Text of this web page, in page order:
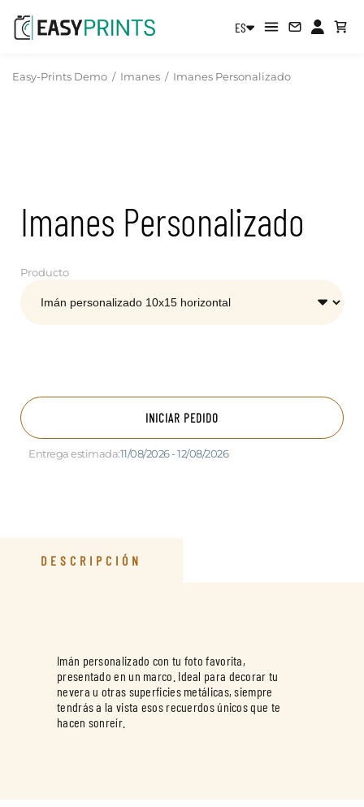
ES
Easy-Prints Demo / Imanes / Imanes Personalizado
Imanes Personalizado
Producto
INICIAR PEDIDO
Entrega estimada:11/08/2026 - 12/08/2026
DESCRIPCIÓN
Imán personalizado con tu foto favorita,
presentado en un marco. Ideal para decorar tu
nevera u otras superficies metálicas, siempre
tendrás a la vista esos recuerdos únicos que te
hacen sonreír.